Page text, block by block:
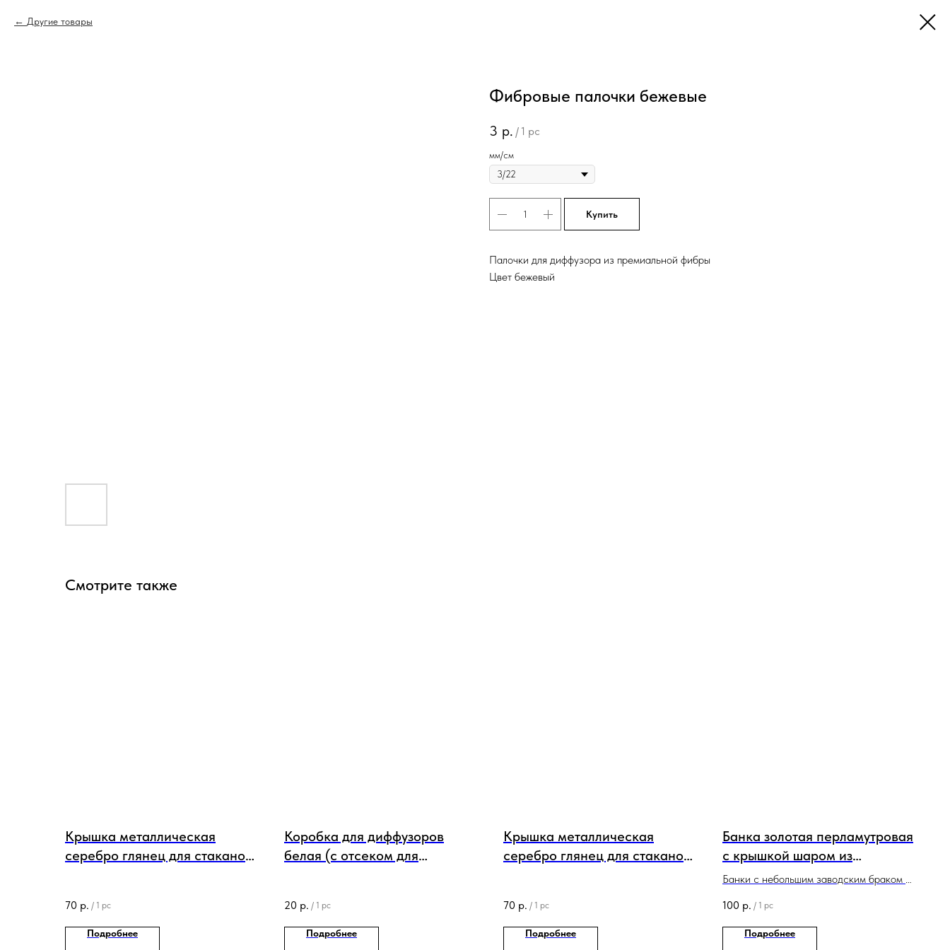
Другие товары
Фибровые палочки бежевые
3 р. / 1 pc
мм/см
Купить
Палочки для диффузора из премиальной фибры
Цвет бежевый
Смотрите также
Крышка металлическая
серебро глянец для стаканов
70 р. / 1 pc
Подробнее
Коробка для диффузоров
белая (с отсеком для
20 р. / 1 pc
Подробнее
Крышка металлическая
серебро глянец для стаканов
70 р. / 1 pc
Подробнее
Банка золотая перламутровая
с крышкой шаром из
натуральной пробки 500 мл
Банки с небольшим заводским браком в
100 р. / 1 pc
Подробнее